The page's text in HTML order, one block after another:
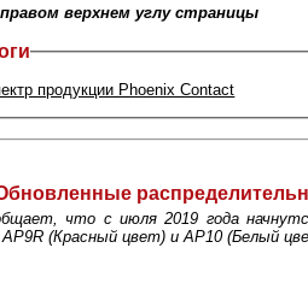
верхнем углу страницы
продукции Phoenix Contact
что с июля 2019 года
(Красный цвет) и AP10 (Белый